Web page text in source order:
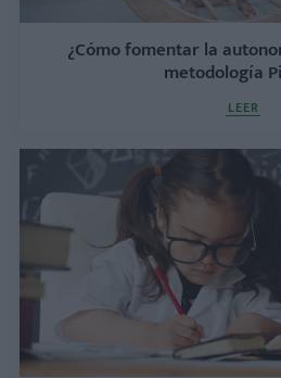
¿Cómo fomentar la
metodología
LEER